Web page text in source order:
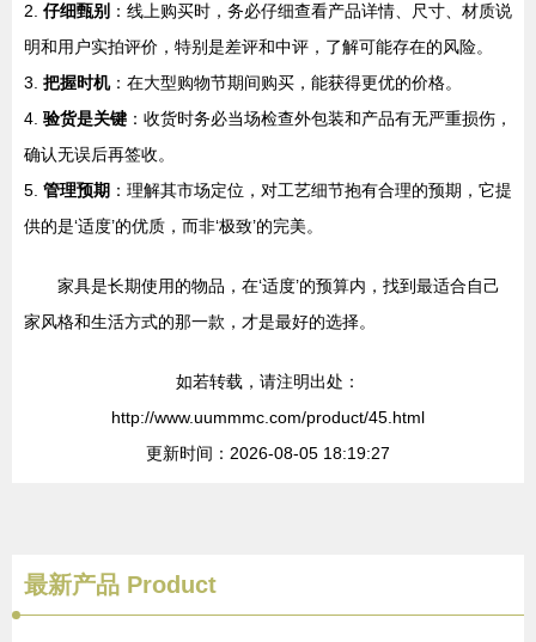
2. 仔细甄别 ：线上购买时，务必仔细查看产品详情、尺寸、材质说
明和用户实拍评价，特别是差评和中评，了解可能存在的风险。
3. 把握时机：在大型购物节期间购买，能获得更优的价格。
4. 验货是关键 ：收货时务必当场检查外包装和产品有无严重损伤，
确认无误后再签收。
5. 管理预期 ：理解其市场定位，对工艺细节抱有合理的预期，它提
供的是‘适度’的优质，而非‘极致’的完美。
家具是长期使用的物品，在‘适度’的预算内，找到最适合自己
家风格和生活方式的那一款，才是最好的选择。
如若转载，请注明出处：
http://www.uummmc.com/product/45.html
更新时间：2026-08-05 18:19:27
最新产品 Product